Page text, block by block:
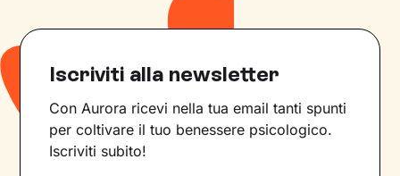
Iscriviti alla newsletter
Con Aurora ricevi nella tua email tanti spunti
per coltivare il tuo benessere psicologico.
Iscriviti subito!